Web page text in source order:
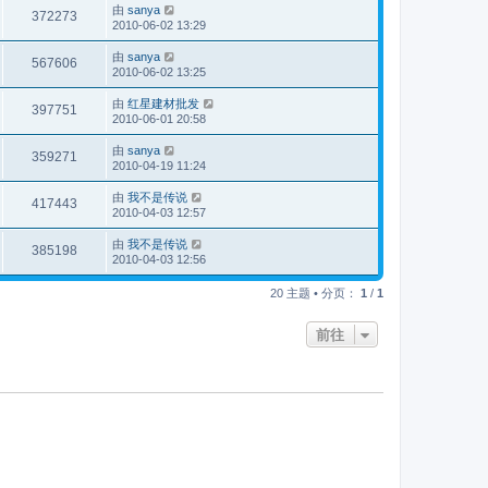
372273 由 sanya
2010-06-02 13:29
567606 由 sanya
2010-06-02 13:25
397751 由 红星建材批发
2010-06-01 20:58
359271 由 sanya
2010-04-19 11:24
417443 由 我不是传说
2010-04-03 12:57
385198 由 我不是传说
2010-04-03 12:56
20 主题 • 分页： 1 / 1
前往